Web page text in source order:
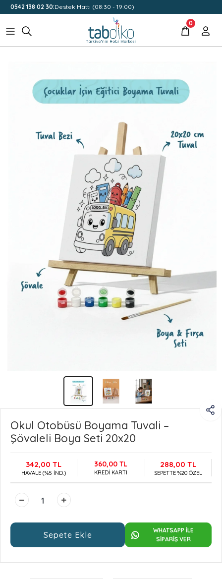
0542 138 02 30:Destek Hattı (08:30 - 19:00)
0
Okul Otobüsü Boyama Tuvali –
Şövaleli Boya Seti 20x20
342,00 TL
HAVALE (%5 İND.)
360,00 TL
KREDİ KARTI
288,00 TL
SEPETTE %20 ÖZEL
Sepete Ekle
WHATSAPP İLE
SİPARİŞ VER